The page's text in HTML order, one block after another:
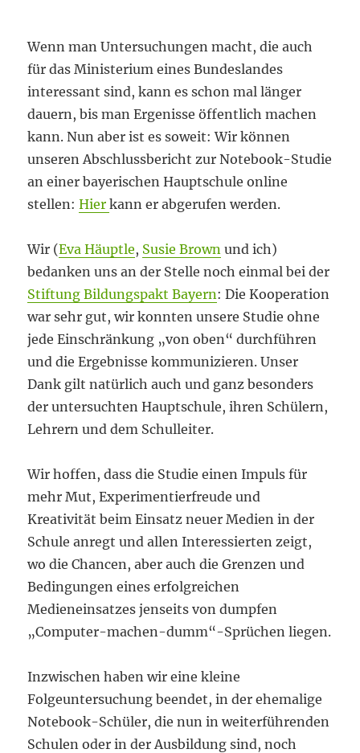
Wenn man Untersuchungen macht, die auch
für das Ministerium eines Bundeslandes
interessant sind, kann es schon mal länger
dauern, bis man Ergenisse öffentlich machen
kann. Nun aber ist es soweit: Wir können
unseren Abschlussbericht zur Notebook-Studie
an einer bayerischen Hauptschule online
stellen:Hierkann er abgerufen werden.
Wir (Eva Häuptle, Susie Brown und ich)
bedanken uns an der Stelle noch einmal bei der
Stiftung Bildungspakt Bayern: Die Kooperation
war sehr gut, wir konnten unsere Studie ohne
jede Einschränkung „von oben“ durchführen
und die Ergebnisse kommunizieren. Unser
Dank gilt natürlich auch und ganz besonders
der untersuchten Hauptschule, ihren Schülern,
Lehrern und dem Schulleiter.
Wir hoffen, dass die Studie einen Impuls für
mehr Mut, Experimentierfreude und
Kreativität beim Einsatz neuer Medien in der
Schule anregt und allen Interessierten zeigt,
wo die Chancen, aber auch die Grenzen und
Bedingungen eines erfolgreichen
Medieneinsatzes jenseits von dumpfen
„Computer-machen-dumm“-Sprüchen liegen.
Inzwischen haben wir eine kleine
Folgeuntersuchung beendet, in der ehemalige
Notebook-Schüler, die nun in weiterführenden
Schulen oder in der Ausbildung sind, noch